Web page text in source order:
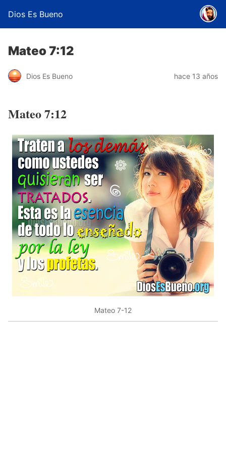
Dios Es Bueno
Mateo 7:12
Dios Es Bueno hace 13 años
Mateo 7:12
Mateo 7-12